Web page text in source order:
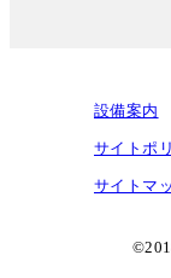
設備案内
サイトポ
サイトマ